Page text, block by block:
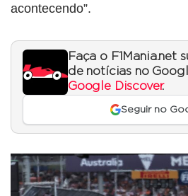
acontecendo”.
Faça o F1Mania.net
de notícias no
Google Discover.
Seguir no